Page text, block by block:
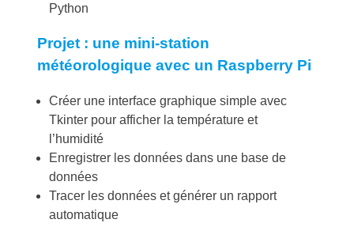
Python
Projet : une mini-station
météorologique avec un Raspberry Pi
Créer une interface graphique simple avec
Tkinter pour afficher la température et
l’humidité
Enregistrer les données dans une base de
données
Tracer les données et générer un rapport
automatique